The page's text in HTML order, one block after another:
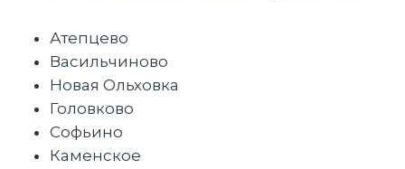
Атепцево
Васильчиново
Новая Ольховка
Головково
Софьино
Каменское